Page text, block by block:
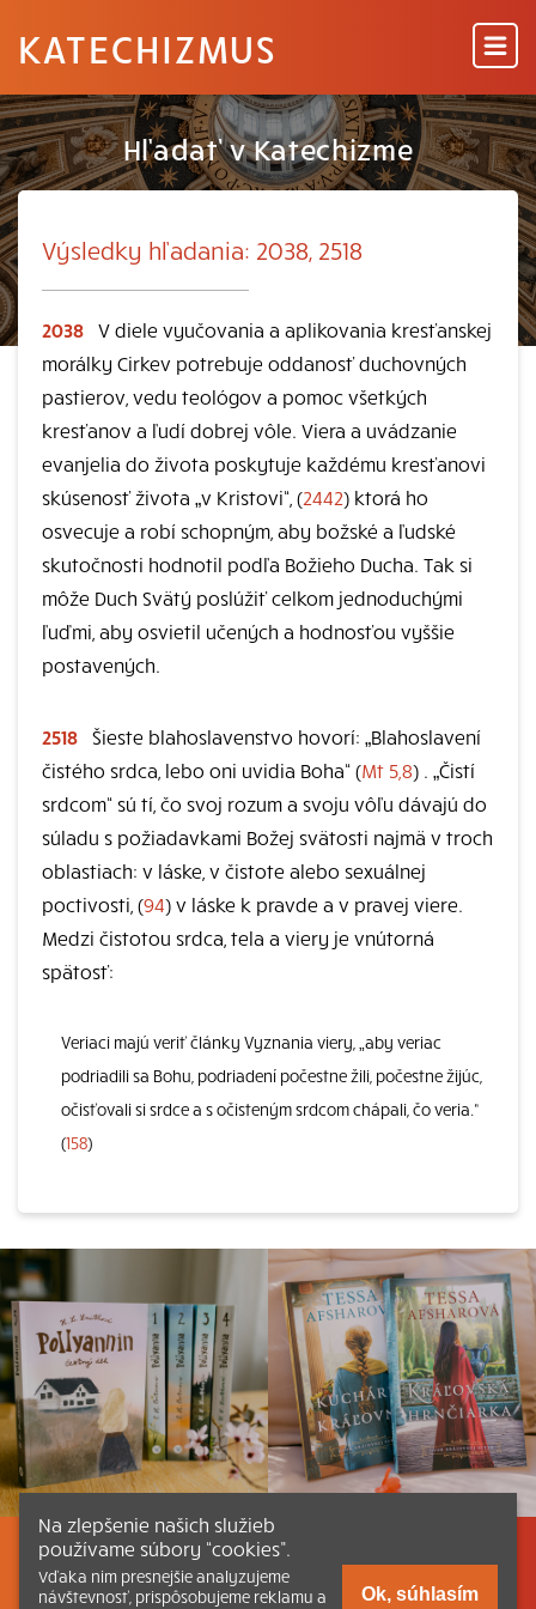
KATECHIZMUS
Hľadať v Katechizme
Výsledky hľadania: 2038, 2518
2038 V diele vyučovania a aplikovania kresťanskej
morálky Cirkev potrebuje oddanosť duchovných
pastierov, vedu teológov a pomoc všetkých
kresťanov a ľudí dobrej vôle. Viera a uvádzanie
evanjelia do života poskytuje každému kresťanovi
skúsenosť života „v Kristovi“, (2442) ktorá ho
osvecuje a robí schopným, aby božské a ľudské
skutočnosti hodnotil podľa Božieho Ducha. Tak si
môže Duch Svätý poslúžiť celkom jednoduchými
ľuďmi, aby osvietil učených a hodnosťou vyššie
postavených.
2518 Šieste blahoslavenstvo hovorí: „Blahoslavení
čistého srdca, lebo oni uvidia Boha“ (Mt 5,8) . „Čistí
srdcom“ sú tí, čo svoj rozum a svoju vôľu dávajú do
súladu s požiadavkami Božej svätosti najmä v troch
oblastiach: v láske, v čistote alebo sexuálnej
poctivosti, (94) v láske k pravde a v pravej viere.
Medzi čistotou srdca, tela a viery je vnútorná
spätosť:
Veriaci majú veriť články Vyznania viery, „aby veriac
podriadili sa Bohu, podriadení počestne žili, počestne žijúc,
očisťovali si srdce a s očisteným srdcom chápali, čo veria.“
(158)
Listovať Obsah Dokumenty a články
Na zlepšenie našich služieb
používame súbory “cookies”.
Vďaka nim presnejšie analyzujeme
návštevnosť, prispôsobujeme reklamu a
Ok, súhlasím